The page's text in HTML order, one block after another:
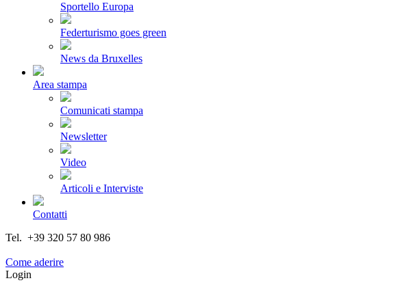
Sportello Europa
Federturismo goes green
News da Bruxelles
Area stampa
Comunicati stampa
Newsletter
Video
Articoli e Interviste
Contatti
Tel. +39 320 57 80 986
Come aderire
Login